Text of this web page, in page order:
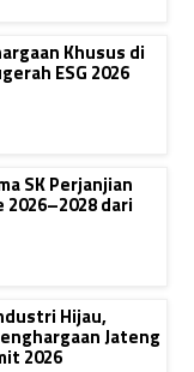
Khusus di
ESG 2026
SK Perjanjian
2026–2028 dari
Hijau,
Jateng
2026